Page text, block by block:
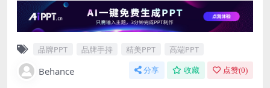
品牌PPT 品牌手持 精美PPT 高端PPT
Behance 分享 收藏 点赞(0)